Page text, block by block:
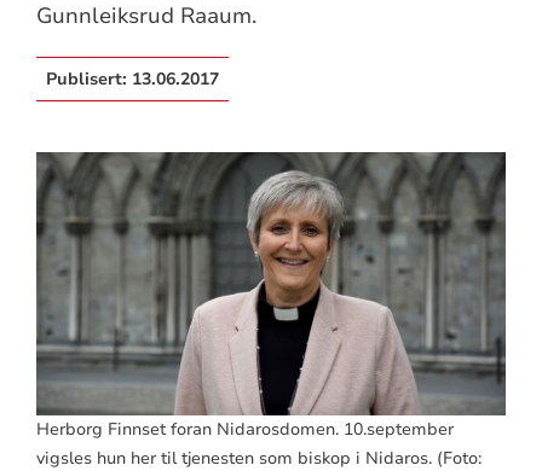
Gunnleiksrud Raaum.
Publisert: 13.06.2017
Herborg Finnset foran Nidarosdomen. 10.september
vigsles hun her til tjenesten som biskop i Nidaros. (Foto: